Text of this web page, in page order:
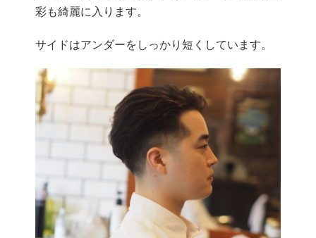
彩も綺麗に入ります。
サイドはアンダーをしっかり短くしています。